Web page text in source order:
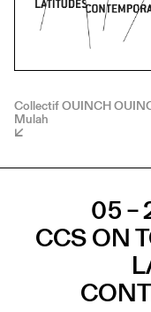
Collectif OUINCH
Mulah
05 –
CCS ON